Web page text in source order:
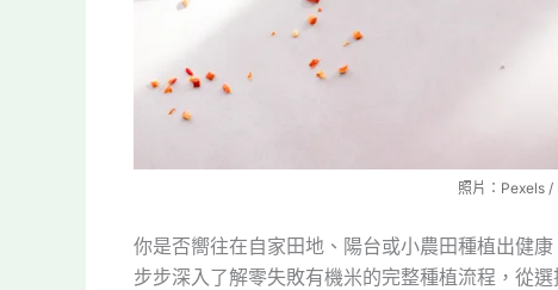
照片：Pexels /
你是否嚮往在自家田地、陽台或小農田種植出健
步步深入了解零失敗有機米的完整種植流程，從